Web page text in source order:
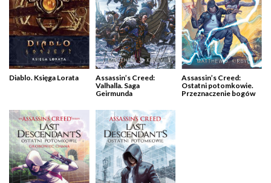
Diablo. Księga Lorata
Assassin’s Creed:
Valhalla. Saga
Geirmunda
Assassin’s Creed:
Ostatni potomkowie.
Przeznaczenie bogów